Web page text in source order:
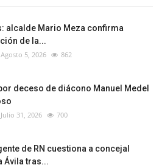
alcalde Mario Meza confirma
de la...
Agosto 5, 2026 862
deceso de diácono Manuel Medel
Julio 31, 2026 700
de RN cuestiona a concejal
Ávila tras...